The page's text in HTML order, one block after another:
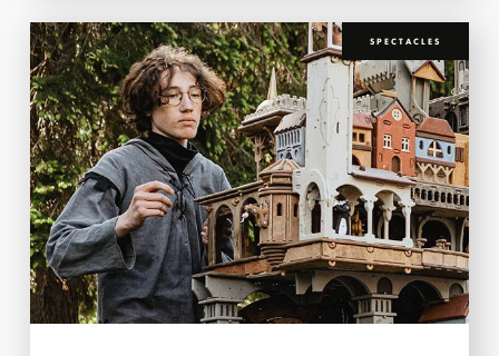
SPECTACLES